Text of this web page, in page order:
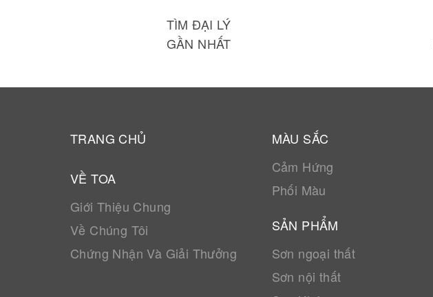
TÌM ĐẠI LÝ
GẦN NHẤT
TRANG CHỦ
VỀ TOA
Giới Thiệu Chung
Về Chúng Tôi
Chứng Nhận Và Giải Thưởng
MÀU SẮC
Cảm Hứng
Phối Màu
SẢN PHẨM
Sơn ngoại thất
Sơn nội thất